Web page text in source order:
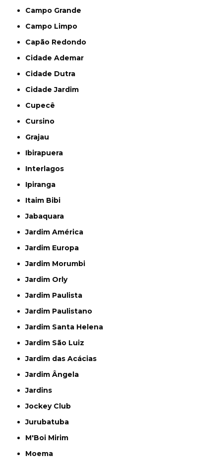
Campo Grande
Campo Limpo
Capão Redondo
Cidade Ademar
Cidade Dutra
Cidade Jardim
Cupecê
Cursino
Grajau
Ibirapuera
Interlagos
Ipiranga
Itaim Bibi
Jabaquara
Jardim América
Jardim Europa
Jardim Morumbi
Jardim Orly
Jardim Paulista
Jardim Paulistano
Jardim Santa Helena
Jardim São Luiz
Jardim das Acácias
Jardim Ângela
Jardins
Jockey Club
Jurubatuba
M'Boi Mirim
Moema